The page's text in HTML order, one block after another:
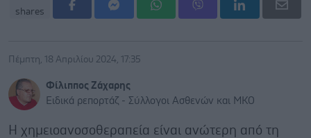
shares
Πέμπτη, 18 Απριλίου 2024, 17:35
Φίλιππος Ζάχαρης
Ειδικά ρεπορτάζ - Σύλλογοι Ασθενών και ΜΚΟ
Η χημειοανοσοθεραπεία είναι ανώτερη από τη